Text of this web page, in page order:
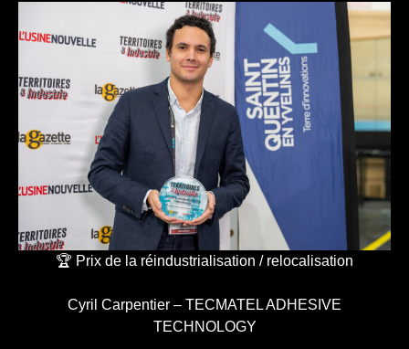
🏆 Prix de la réindustrialisation / relocalisation
Cyril Carpentier – TECMATEL ADHESIVE
TECHNOLOGY